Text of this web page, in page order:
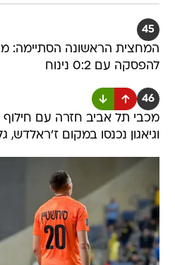
45
המחצית הראשונה הסתיימה:
להפסקה עם 0:2 נינוח
46
מכבי תל אביב חזרה עם חילוף
וגיאגון נכנסו במקום ז'ראלדש,